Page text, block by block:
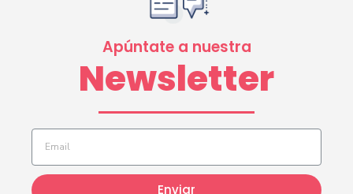
Apúntate a nuestra
Newsletter
Enviar